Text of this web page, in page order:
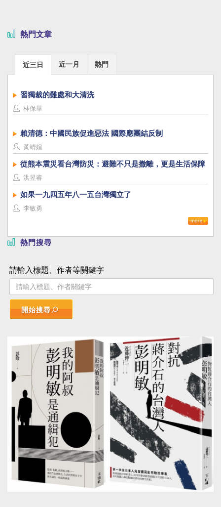
熱門文章
近三日 近一月 熱門
習獨裁的難處和大清洗
林保華
賴清德：中國民族促進惡法 國際應團結反制
黃靖媗
從熊本震災看台灣防災：避難不只是撤離，更是生活保障
洪昱睿
如果一九四五年八一五台灣獨立了
李敏勇
熱門搜尋
請輸入標題、作者等關鍵字
開始搜尋